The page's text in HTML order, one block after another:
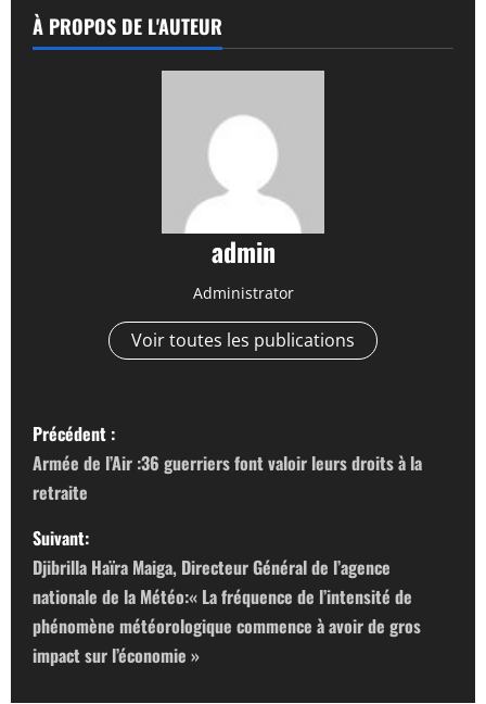
À PROPOS DE L'AUTEUR
admin
Administrator
Voir toutes les publications
N
a
v
i
g
a
Précédent :
Armée de l’Air :36 guerriers font valoir leurs droits à la
retraite
Suivant:
Djibrilla Haïra Maiga, Directeur Général de l’agence
nationale de la Météo:« La fréquence de l’intensité de
phénomène météorologique commence à avoir de gros
impact sur l’économie »